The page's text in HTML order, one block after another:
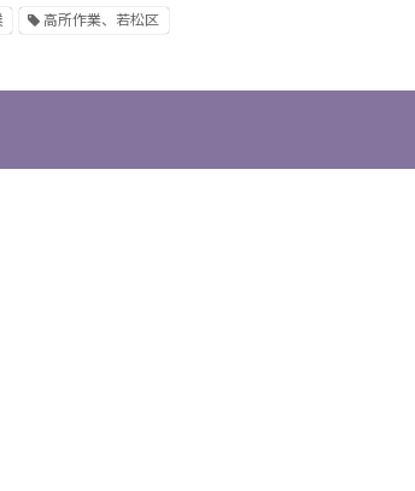
高所作業、若松区